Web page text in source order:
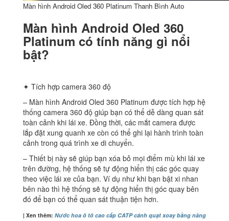
Màn hình Android Oled 360 Platinum Thanh Bình Auto
Màn hình Android Oled 360
Platinum có tính năng gì nổi
bật?
✦ Tích hợp camera 360 độ
– Màn hình Android Oled 360 Platinum được tích hợp hệ
thống camera 360 độ giúp bạn có thể dễ dàng quan sát
toàn cảnh khi lái xe. Đồng thời, các mắt camera được
lắp đặt xung quanh xe còn có thể ghi lại hành trình toàn
cảnh trong quá trình xe di chuyển.
– Thiết bị này sẽ giúp bạn xóa bỏ mọi điểm mù khi lái xe
trên đường, hệ thống sẽ tự động hiển thị các góc quay
theo việc lái xe của bạn. Ví dụ như khi bạn bật xi nhan
bên nào thì hệ thống sẽ tự động hiển thị góc quay bên
đó để bạn có thể quan sát thuận tiện hơn.
| Xen thêm: Nước hoa ô tô cao cấp CATP cánh quạt xoay bằng năng